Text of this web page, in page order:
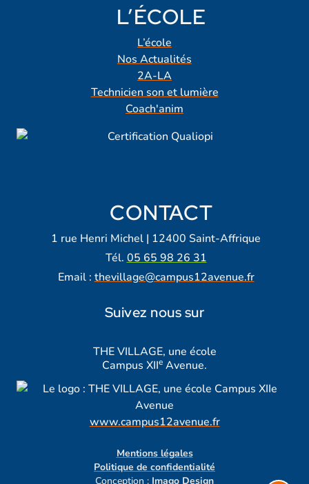
L’ÉCOLE
L’école
Nos Actualités
2A-LA
Technicien son et lumière
Coach'anim
CONTACT
1 rue Henri Michel | 12400 Saint-Affrique
Tél. 05 65 98 26 31
Email : thevillage@campus12avenue.fr
Suivez nous sur
THE VILLAGE, une école
Campus XIIe Avenue.
www.campus12avenue.fr
Mentions légales
Politique de confidentialité
Conception : Imago Design